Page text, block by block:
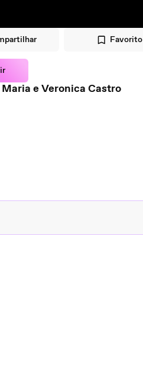
Favorito
e Veronica Castro